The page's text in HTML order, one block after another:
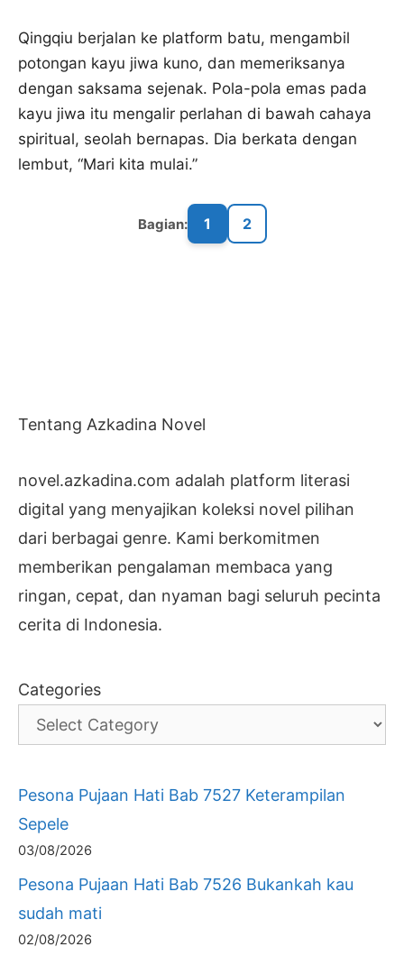
Qingqiu berjalan ke platform batu, mengambil
potongan kayu jiwa kuno, dan memeriksanya
dengan saksama sejenak. Pola-pola emas pada
kayu jiwa itu mengalir perlahan di bawah cahaya
spiritual, seolah bernapas. Dia berkata dengan
lembut, “Mari kita mulai.”
Bagian: 1 2
Tentang Azkadina Novel
novel.azkadina.com adalah platform literasi
digital yang menyajikan koleksi novel pilihan
dari berbagai genre. Kami berkomitmen
memberikan pengalaman membaca yang
ringan, cepat, dan nyaman bagi seluruh pecinta
cerita di Indonesia.
Categories
Pesona Pujaan Hati Bab 7527 Keterampilan
Sepele
03/08/2026
Pesona Pujaan Hati Bab 7526 Bukankah kau
sudah mati
02/08/2026